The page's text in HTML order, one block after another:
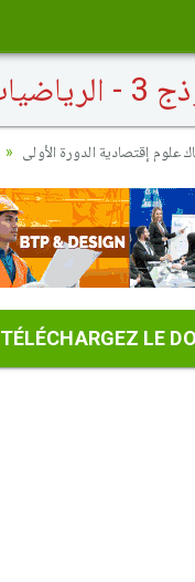
TÉLÉCHARGEZ LE